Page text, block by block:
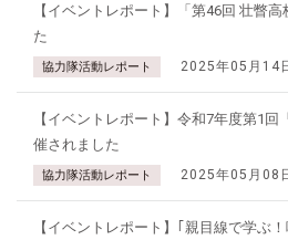
【イベントレポート】「第46回 壮瞥
た
協力隊活動レポート 2025年05月14
【イベントレポート】令和7年度第1回
催されました
協力隊活動レポート 2025年05月08
【イベントレポート】｢親目線で学ぶ